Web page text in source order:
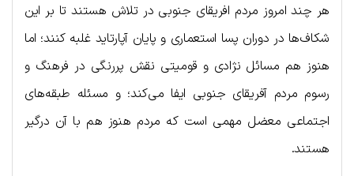
هر چند امروز مردم افریقای جنوبی در تلاش هستند تا بر این
شکاف‌ها در دوران پسا استعماری و پایان آپارتاید غلبه کنند؛ اما
هنوز هم مسائل نژادی و قومیتی نقش پررنگی در فرهنگ و
رسوم مردم آفریقای جنوبی ایفا می‌کند؛ و مسئله طبقه‌های
اجتماعی معضل مهمی است که مردم هنوز هم با آن درگیر
هستند.